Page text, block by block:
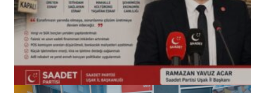
(başlıksız)
Alaattin Karahan tarafından 14/07/2026